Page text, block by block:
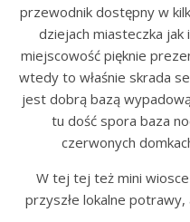
przewodnik dostępny w
dziejach miasteczka jak
miejscowość pięknie
wtedy to właśnie skrada
jest dobrą bazą
tu dość spora baza
czerwonych
W tej tej też mini
przyszłe lokalne